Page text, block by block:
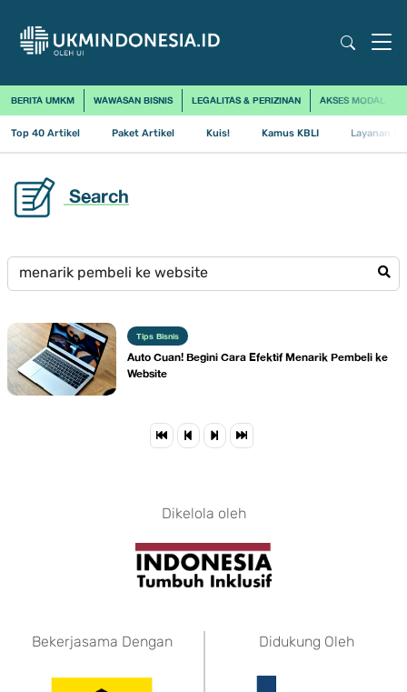
BERITA UMKM WAWASAN BISNIS LEGALITAS & PERIZINAN AKSES MODAL
Top 40 Artikel Paket Artikel Kuis! Kamus KBLI Layanan
Search
Tips Bisnis
Auto Cuan! Begini Cara Efektif Menarik Pembeli ke
Website
Dikelola oleh
Bekerjasama Dengan Didukung Oleh